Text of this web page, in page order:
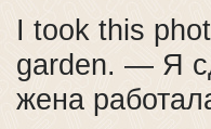
I took this
garden. — Я
жена